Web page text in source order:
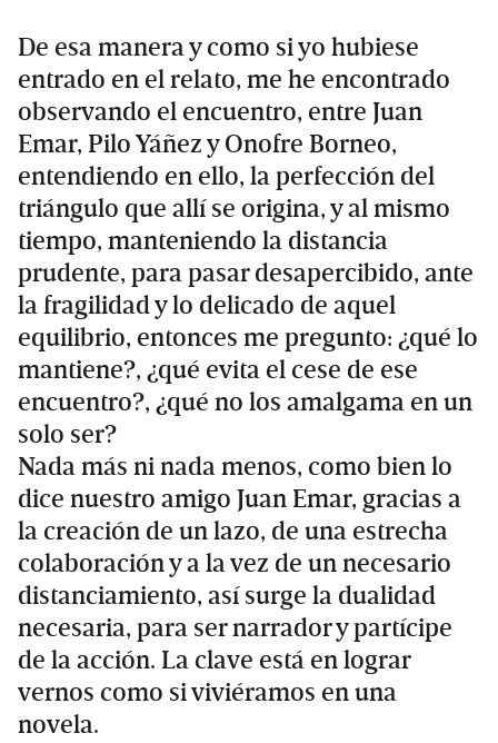
De esa manera y como si yo hubiese
entrado en el relato, me he encontrado
observando el encuentro, entre Juan
Emar, Pilo Yáñez y Onofre Borneo,
entendiendo en ello, la perfección del
triángulo que allí se origina, y al mismo
tiempo, manteniendo la distancia
prudente, para pasar desapercibido, ante
la fragilidad y lo delicado de aquel
equilibrio, entonces me pregunto: ¿qué lo
mantiene?, ¿qué evita el cese de ese
encuentro?, ¿qué no los amalgama en un
solo ser?
Nada más ni nada menos, como bien lo
dice nuestro amigo Juan Emar, gracias a
la creación de un lazo, de una estrecha
colaboración y a la vez de un necesario
distanciamiento, así surge la dualidad
necesaria, para ser narrador y partícipe
de la acción. La clave está en lograr
vernos como si viviéramos en una
novela.